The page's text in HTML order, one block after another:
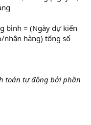
bình = (Ngày dự kiến
nhận hàng) tổng số
toán tự động bởi phần